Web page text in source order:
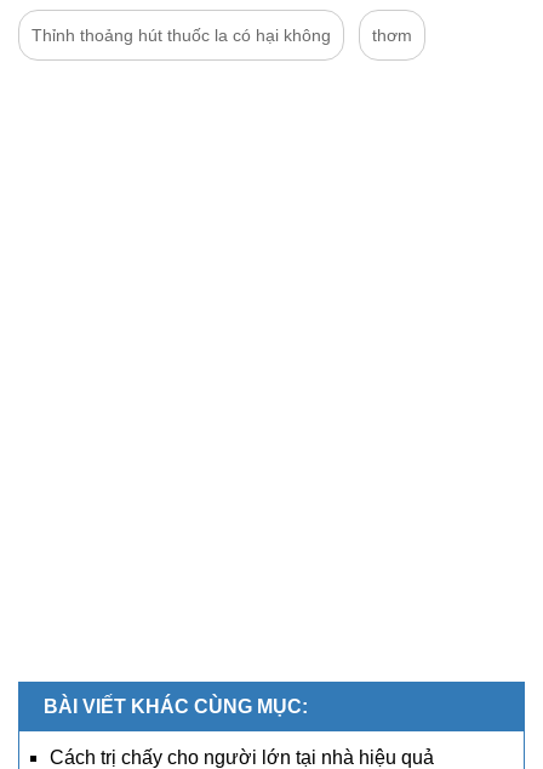
Thỉnh thoảng hút thuốc la có hại không thơm
BÀI VIẾT KHÁC CÙNG MỤC:
Cách trị chấy cho người lớn tại nhà hiệu quả